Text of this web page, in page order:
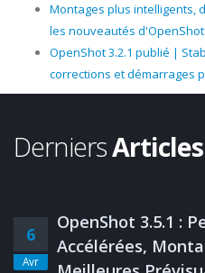
Montages plus intelligents,
les nouveautés d'OpenShot
OpenShot 3.2.1 publié |
corrections et démarrages
DerniersArticles
6
Avr
OpenShot 3.5.1 :
Accélérées,